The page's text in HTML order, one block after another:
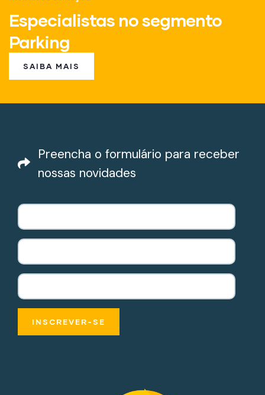
Especialistas no segmento
Parking
SAIBA MAIS
Preencha o formulário para receber
nossas novidades